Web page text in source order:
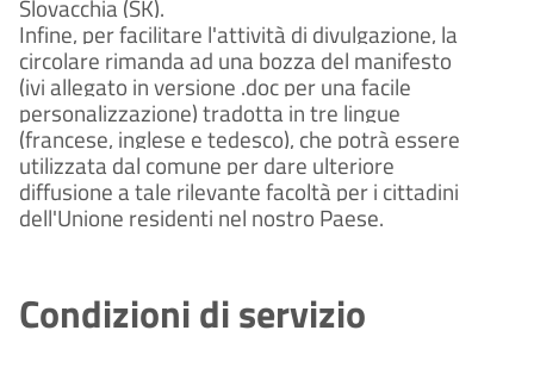
Slovacchia (SK).
Infine, per facilitare l'attività di divulgazione, la
circolare rimanda ad una bozza del manifesto
(ivi allegato in versione .doc per una facile
personalizzazione) tradotta in tre lingue
(francese, inglese e tedesco), che potrà essere
utilizzata dal comune per dare ulteriore
diffusione a tale rilevante facoltà per i cittadini
dell'Unione residenti nel nostro Paese.
Condizioni di servizio